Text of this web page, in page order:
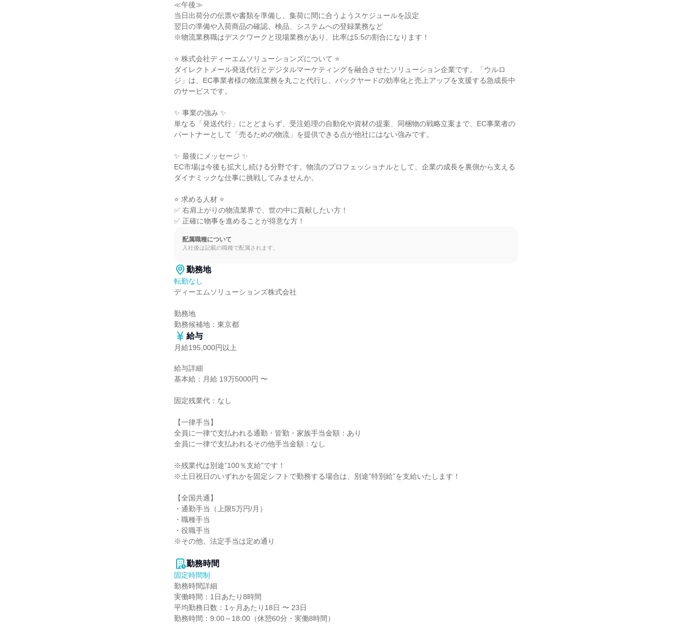
≪午後≫
当日出荷分の伝票や書類を準備し、集荷に間に合うようスケジュールを設定
翌日の準備や入荷商品の確認、検品、システムへの登録業務など
※物流業務職はデスクワークと現場業務があり、比率は5:5の割合になります！
⭐ 株式会社ディーエムソリューションズについて ⭐
ダイレクトメール発送代行とデジタルマーケティングを融合させたソリューション企業です。「ウルロ
ジ」は、EC事業者様の物流業務を丸ごと代行し、バックヤードの効率化と売上アップを支援する急成長中
のサービスです。
✨ 事業の強み ✨
単なる「発送代行」にとどまらず、受注処理の自動化や資材の提案、同梱物の戦略立案まで、EC事業者の
パートナーとして「売るための物流」を提供できる点が他社にはない強みです。
✨ 最後にメッセージ ✨
EC市場は今後も拡大し続ける分野です。物流のプロフェッショナルとして、企業の成長を裏側から支える
ダイナミックな仕事に挑戦してみませんか。
⭐ 求める人材 ⭐
✅ 右肩上がりの物流業界で、世の中に貢献したい方！
✅ 正確に物事を進めることが得意な方！
配属職種について
入社後は記載の職種で配属されます。
勤務地
転勤なし
ディーエムソリューションズ株式会社
勤務地
勤務候補地：東京都
給与
月給195,000円以上
給与詳細
基本給：月給 19万5000円 〜
固定残業代：なし
【一律手当】
全員に一律で支払われる通勤・皆勤・家族手当金額：あり
全員に一律で支払われるその他手当金額：なし
※残業代は別途”100％支給”です！
※土日祝日のいずれかを固定シフトで勤務する場合は、別途”特別給”を支給いたします！
【全国共通】
・通勤手当（上限5万円/月）
・職種手当
・役職手当
※その他、法定手当は定め通り
勤務時間
固定時間制
勤務時間詳細
実働時間：1日あたり8時間
平均勤務日数：1ヶ月あたり18日 〜 23日
勤務時間：9:00～18:00（休憩60分・実働8時間）